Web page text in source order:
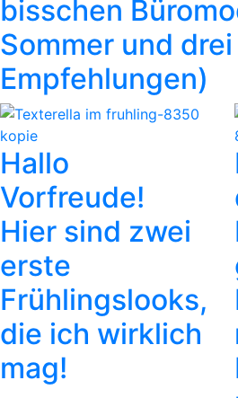
bisschen
Sommer und drei
Empfehlungen)​​​​​​​
Hallo
Vorfreude!
Hier sind zwei
erste
Frühlingslooks,
die ich wirklich
mag!
zurück